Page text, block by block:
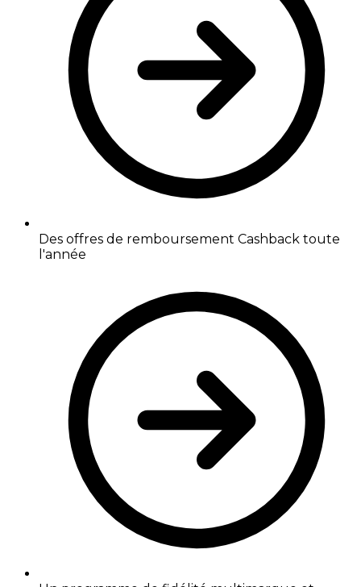
Des offres de remboursement Cashback toute
l'année